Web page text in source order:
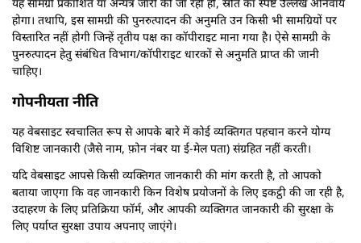
होगा। तथापि, इस सामग्री की पुनरुत्पादन की अनुमति उन किसी भी सामग्रियों पर
विस्तारित नहीं होगी जिन्हें तृतीय पक्ष का कॉपीराइट माना गया है। ऐसे सामग्री के
पुनरुत्पादन हेतु संबंधित विभाग/कॉपीराइट धारकों से अनुमति प्राप्त की जानी
चाहिए।
गोपनीयता नीति
यह वेबसाइट स्वचालित रूप से आपके बारे में कोई व्यक्तिगत पहचान करने योग्य
विशिष्ट जानकारी (जैसे नाम, फ़ोन नंबर या ई-मेल पता) संग्रहित नहीं करती।
यदि वेबसाइट आपसे किसी व्यक्तिगत जानकारी की मांग करती है, तो आपको
बताया जाएगा कि वह जानकारी किन विशेष प्रयोजनों के लिए इकट्ठी की जा रही है,
उदाहरण के लिए प्रतिक्रिया फॉर्म, और आपकी व्यक्तिगत जानकारी की सुरक्षा के
लिए पर्याप्त सुरक्षा उपाय अपनाए जाएंगे।